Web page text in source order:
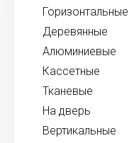
Горизонтальные
Деревянные
Алюминиевые
Кассетные
Тканевые
На дверь
Вертикальные